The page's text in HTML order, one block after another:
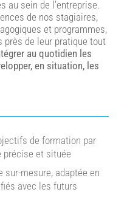
au sein de l’entreprise.
de nos stagiaires,
et programmes,
près de leur pratique tout
au quotidien les
en situation, les
de formation par
précise et située
sur-mesure, adaptée en
avec les futurs